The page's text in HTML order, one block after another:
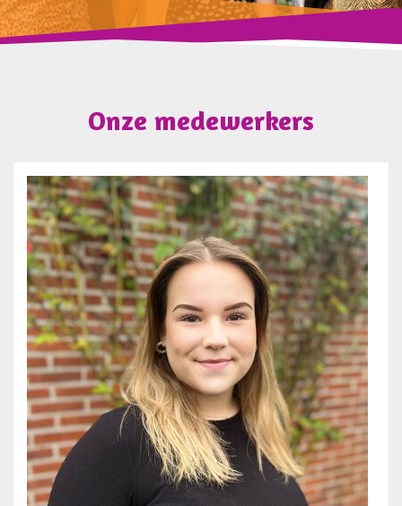
Onze medewerkers